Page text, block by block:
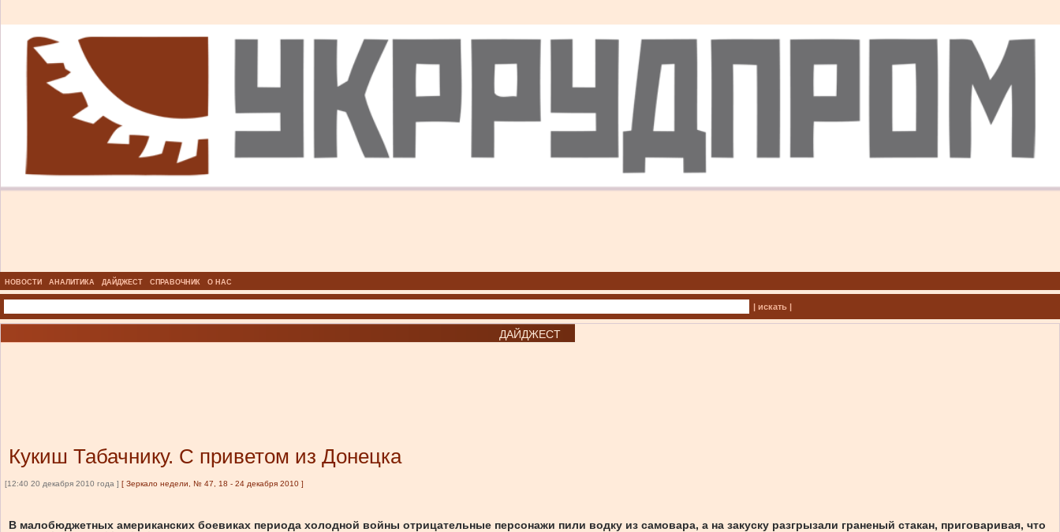
НОВОСТИ АНАЛИТИКА ДАЙДЖЕСТ СПРАВОЧНИК О НАС
| искать |
ДАЙДЖЕСТ
Кукиш Табачнику. С приветом из Донецка
[12:40 20 декабря 2010 года ] [ Зеркало недели, № 47, 18 - 24 декабря 2010 ]
В малобюджетных американских боевиках периода холодной войны отрицательные персонажи пили водку из самовара, а на закуску разгрызали граненый стакан, приговаривая, что